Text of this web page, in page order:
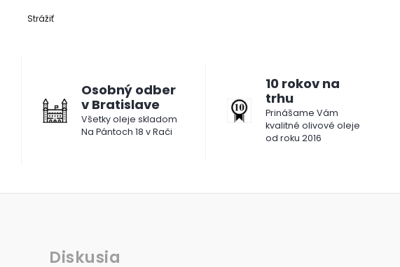
Strážiť
Osobný odber
v Bratislave
Všetky oleje skladom
Na Pántoch 18 v Rači
10 rokov na
trhu
Prinášame Vám
kvalitné olivové oleje
od roku 2016
Diskusia